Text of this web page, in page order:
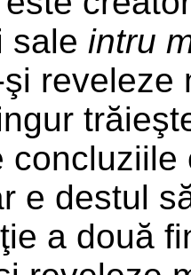
sale intru
reveleze
e destul
a două